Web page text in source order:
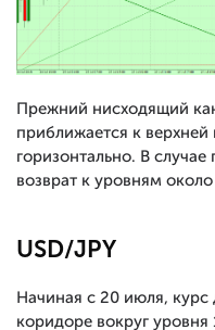
Прежний нисходящий
приближается к верхней
горизонтально. В
возврат к уровням
USD/JPY
Начиная с 20 июля, курс
коридоре вокруг